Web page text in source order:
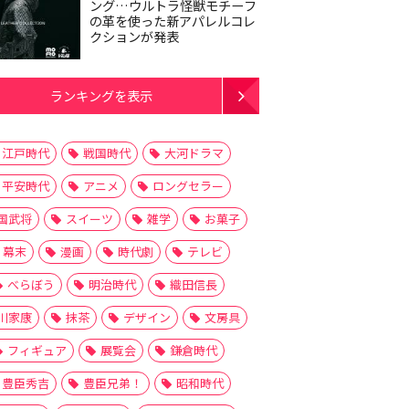
ング…ウルトラ怪獣モチーフ
の革を使った新アパレルコレ
クションが発表
ランキングを表示
江戸時代 戦国時代
大河ドラマ
平安時代
アニメ
ロングセラー
武将
スイーツ 雑学
お菓子
幕末
漫画 時代劇
テレビ
べらぼう
明治時代
織田信長
家康
抹茶 デザイン
文房具
フィギュア
展覧会
鎌倉時代
豊臣秀吉
豊臣兄弟！
昭和時代